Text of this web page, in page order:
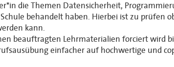
die Themen Datensicherheit,
behandelt haben. Hierbei ist zu prüfen
kann.
beauftragten Lehrmaterialien forciert wird
einfacher auf hochwertige und